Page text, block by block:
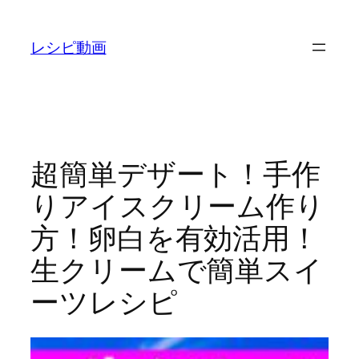
レシピ動画
超簡単デザート！手作
りアイスクリーム作り
方！卵白を有効活用！
生クリームで簡単スイ
ーツレシピ